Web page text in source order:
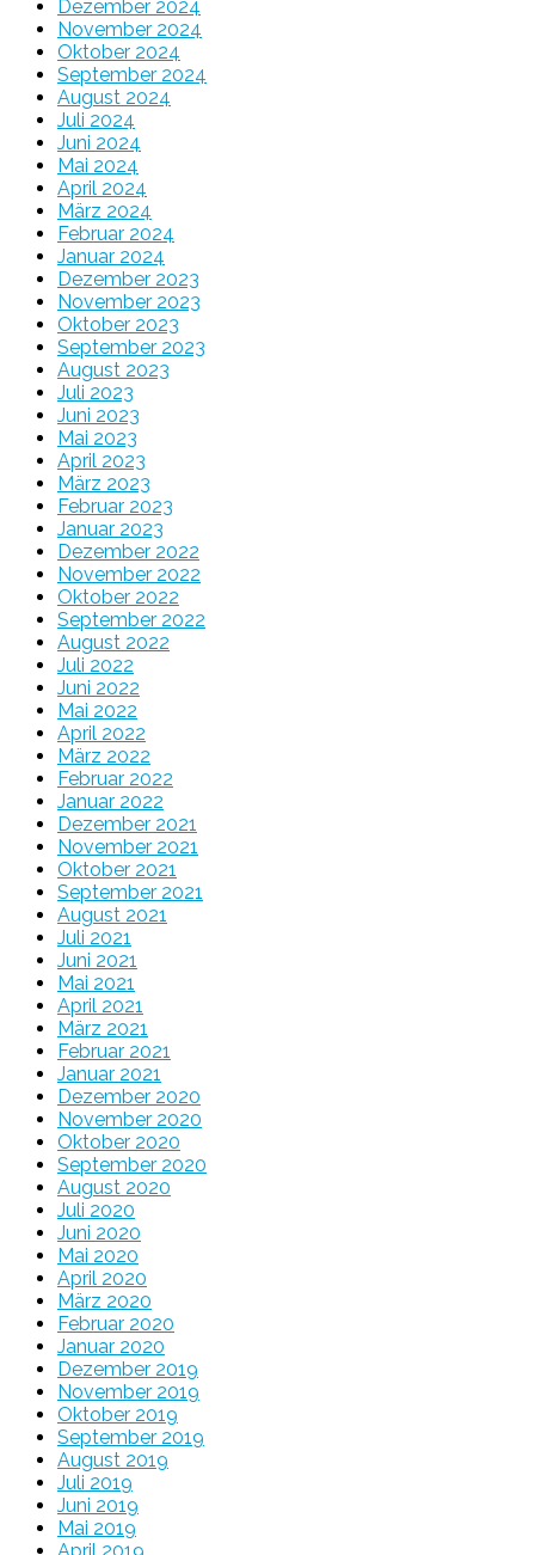
Dezember 2024
November 2024
Oktober 2024
September 2024
August 2024
Juli 2024
Juni 2024
Mai 2024
April 2024
März 2024
Februar 2024
Januar 2024
Dezember 2023
November 2023
Oktober 2023
September 2023
August 2023
Juli 2023
Juni 2023
Mai 2023
April 2023
März 2023
Februar 2023
Januar 2023
Dezember 2022
November 2022
Oktober 2022
September 2022
August 2022
Juli 2022
Juni 2022
Mai 2022
April 2022
März 2022
Februar 2022
Januar 2022
Dezember 2021
November 2021
Oktober 2021
September 2021
August 2021
Juli 2021
Juni 2021
Mai 2021
April 2021
März 2021
Februar 2021
Januar 2021
Dezember 2020
November 2020
Oktober 2020
September 2020
August 2020
Juli 2020
Juni 2020
Mai 2020
April 2020
März 2020
Februar 2020
Januar 2020
Dezember 2019
November 2019
Oktober 2019
September 2019
August 2019
Juli 2019
Juni 2019
Mai 2019